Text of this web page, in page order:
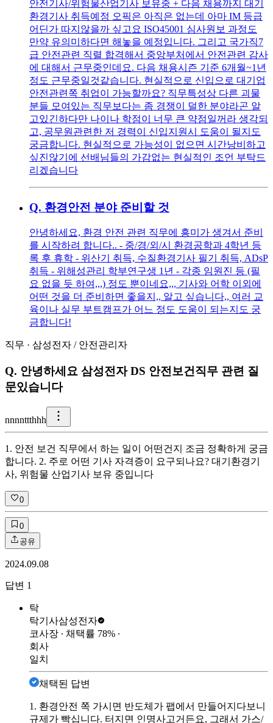
안전기사/위험물산업기사 보유중 + 다음 채용까지 대기
환경기사 취득예정 오픽은 아직은 없는데 아마 IM 등급
어딘가 따지않을까 싶고요 ISO45001 심사원보 과정도
만약 유의미하다면 해놓을 예정입니다. 그리고 국가직7
급 안전관련 직렬 합격해서 중앙부처에서 안전관련 감사
에 대해서 근무중인데요. 다음 채용시즌 기준 6개월~1년
정도 근무중일것같습니다. 현실적으로 신입으로 대기업
안전관련쪽 취업이 가능할까요? 직무특성상 다른 괴물
분들 모여있는 직무보다는 좀 경쟁이 덜한 분야라곤 알
고있긴하다만 나이나 학점이 너무 큰 약점일꺼라 생각되
고, 공무원관련한 저 경력이 신입지원시 도움이 될지도
궁금합니다. 현실적으로 가능성이 없으면 시간낭비하고
싶진않기에 선배님들의 가감없는 현실적인 조언 부탁드
리겠습니다
Q. 환경안전 분야 준비할 것
안녕하세요, 환경 안전 관련 직무에 흥미가 생겨서 준비
를 시작하려 합니다.. - 중/경/외/시 환경공학과 4학년 등
록 후 휴학 - 위산기 취득, 수질환경기사 필기 취득, ADsP
취득 - 위해성관리 학부연구생 1년 - 각종 임원진 등 (필
요 없을 듯 하여,,,) 정도 뿐이네요,,, 기사와 어학 이외에
어떤 것을 더 준비하면 좋을지,, 알고 싶습니다,, 여러 교
육이나 실무 부트캠프가 어느 정도 도움이 되는지도 궁
금합니다!
직무 · 삼성전자 / 안전관리자
Q. 안녕하세요 삼성전자 DS 안전보건직무 관련 질
문있습니다
nnnnttthhh
1. 안전 보건 직무에서 하는 일이 어떤건지 조금 정확하게 궁금
합니다. 2. 주로 어떤 기사 자격증이 요구되나요? 대기환경기
사, 위험물 산업기사 보유 중입니다
0
0
공유
2024.09.08
답변 1
탁
탁기사삼성전자
코사장 ∙ 채택률 78% ∙
회사
일치
채택된 답변
1. 환경안전 쪽 가시면 반도체가 팹에서 만들어지다보니
규제가 빡십니다. 터지면 인명사고거든요, 그래서 가스/